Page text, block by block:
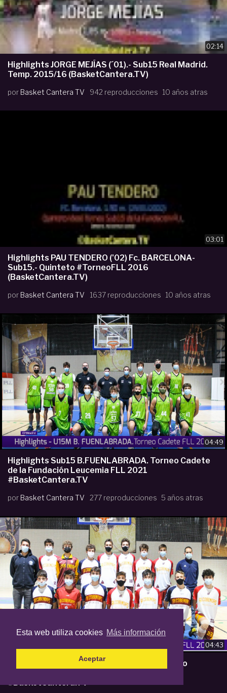
Esta web utiliza cookies Más información
Aceptar
02:14
Highlights JORGE MEJÍAS (´01).- Sub15 Real Madrid.
Temp. 2015/16 (BasketCantera.TV)
por Basket Cantera TV 942 reproducciones 10 años atras
03:01
Highlights PAU TENDERO ('02) Fc. BARCELONA-
Sub15.- Quinteto #TorneoFLL 2016
(BasketCantera.TV)
por Basket Cantera TV 1637 reproducciones 10 años atras
04:49
Highlights Sub15 B.FUENLABRADA. Torneo Cadete
de la Fundación Leucemia FLL 2021
#BasketCantera.TV
por Basket Cantera TV 277 reproducciones 5 años atras
04:43
Highlights Sub15M. CB ALCOBENDAS. Torneo